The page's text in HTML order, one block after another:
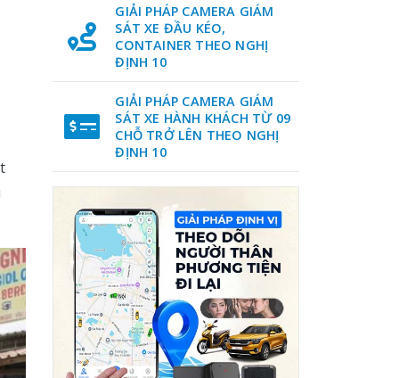
GIẢI PHÁP CAMERA GIÁM
SÁT XE ĐẦU KÉO,
CONTAINER THEO NGHỊ
ĐỊNH 10
GIẢI PHÁP CAMERA GIÁM
SÁT XE HÀNH KHÁCH TỪ 09
CHỖ TRỞ LÊN THEO NGHỊ
ĐỊNH 10